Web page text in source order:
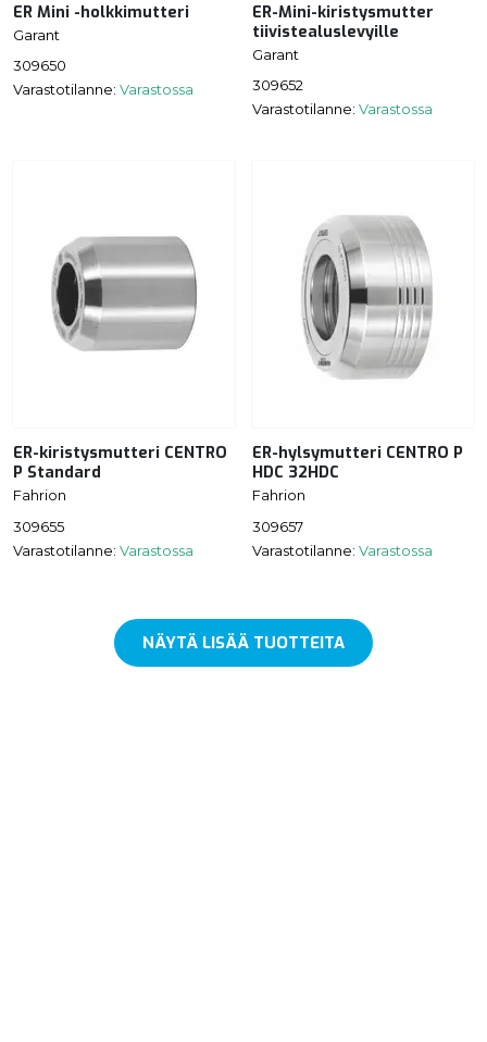
ER Mini -holkkimutteri
Garant
309650
Varastotilanne: Varastossa
ER-Mini-kiristysmutter
tiivistealuslevyille
Garant
309652
Varastotilanne: Varastossa
ER-kiristysmutteri CENTRO
P Standard
Fahrion
309655
Varastotilanne: Varastossa
ER-hylsymutteri CENTRO P
HDC 32HDC
Fahrion
309657
Varastotilanne: Varastossa
NÄYTÄ LISÄÄ TUOTTEITA